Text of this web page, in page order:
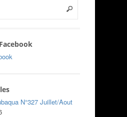
N°327 Juillet/Aout